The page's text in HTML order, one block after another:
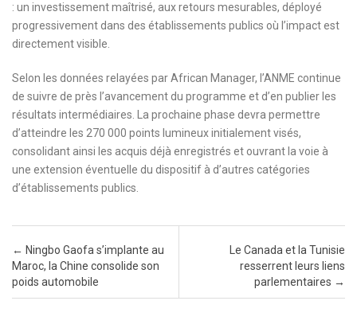
: un investissement maîtrisé, aux retours mesurables, déployé
progressivement dans des établissements publics où l’impact est
directement visible.
Selon les données relayées par African Manager, l’ANME continue
de suivre de près l’avancement du programme et d’en publier les
résultats intermédiaires. La prochaine phase devra permettre
d’atteindre les 270 000 points lumineux initialement visés,
consolidant ainsi les acquis déjà enregistrés et ouvrant la voie à
une extension éventuelle du dispositif à d’autres catégories
d’établissements publics.
Post navigation
← Ningbo Gaofa s’implante au
Maroc, la Chine consolide son
poids automobile
Le Canada et la Tunisie
resserrent leurs liens
parlementaires →